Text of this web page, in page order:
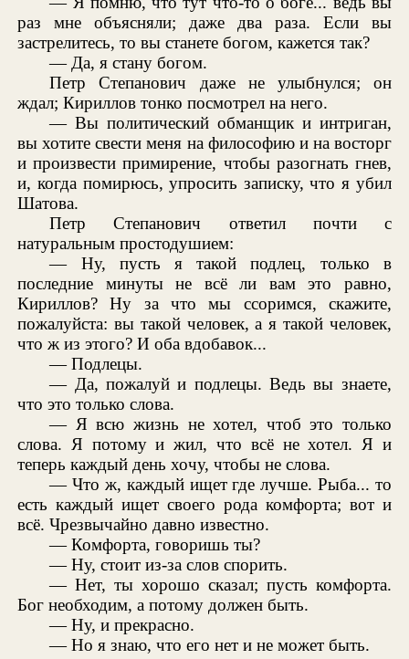
раз мне объясняли; даже два раза. Если вы
застрелитесь, то вы станете богом, кажется так?
— Да, я стану богом.
Петр Степанович даже не улыбнулся; он
ждал; Кириллов тонко посмотрел на него.
— Вы политический обманщик и интриган,
вы хотите свести меня на философию и на восторг
и произвести примирение, чтобы разогнать гнев,
и, когда помирюсь, упросить записку, что я убил
Шатова.
Петр Степанович ответил почти с
натуральным простодушием:
— Ну, пусть я такой подлец, только в
последние минуты не всё ли вам это равно,
Кириллов? Ну за что мы ссоримся, скажите,
пожалуйста: вы такой человек, а я такой человек,
что ж из этого? И оба вдобавок...
— Подлецы.
— Да, пожалуй и подлецы. Ведь вы знаете,
что это только слова.
— Я всю жизнь не хотел, чтоб это только
слова. Я потому и жил, что всё не хотел. Я и
теперь каждый день хочу, чтобы не слова.
— Что ж, каждый ищет где лучше. Рыба... то
есть каждый ищет своего рода комфорта; вот и
всё. Чрезвычайно давно известно.
— Комфорта, говоришь ты?
— Ну, стоит из-за слов спорить.
— Нет, ты хорошо сказал; пусть комфорта.
Бог необходим, а потому должен быть.
— Ну, и прекрасно.
— Но я знаю, что его нет и не может быть.